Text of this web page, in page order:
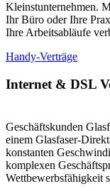
Kleinstunternehmen.
Ihr Büro oder Ihre
Ihre Arbeitsabläufe
Handy-Verträge
Internet & DSL
Geschäftskunden
einem Glasfaser-
konstanten
komplexen
Wettbewerbsfähigkeit